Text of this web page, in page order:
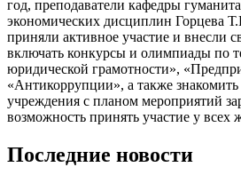
год, преподаватели кафедры
экономических дисциплин Горцева
приняли активное участие и внесли
включать конкурсы и олимпиады по
юридической грамотности»,
«Антикоррупции», а также знакомить
учреждения с планом мероприятий
возможность принять участие у
Последние новости